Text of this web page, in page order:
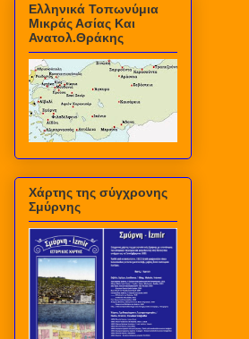
Ελληνικά Τοπωνύμια
Μικράς Ασίας Και
Ανατολ.Θράκης
Χάρτης της σύγχρονης
Σμύρνης